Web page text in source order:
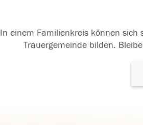
In einem Familienkreis können
Trauergemeinde bilden.